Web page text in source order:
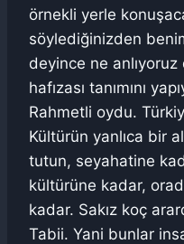
örnekli yerle
söylediğinizden
deyince ne
hafızası tanımını
Rahmetli oydu.
Kültürün yanlıca bir
tutun, seyahatine
kültürüne kadar,
kadar. Sakız koç
Tabii. Yani bunlar